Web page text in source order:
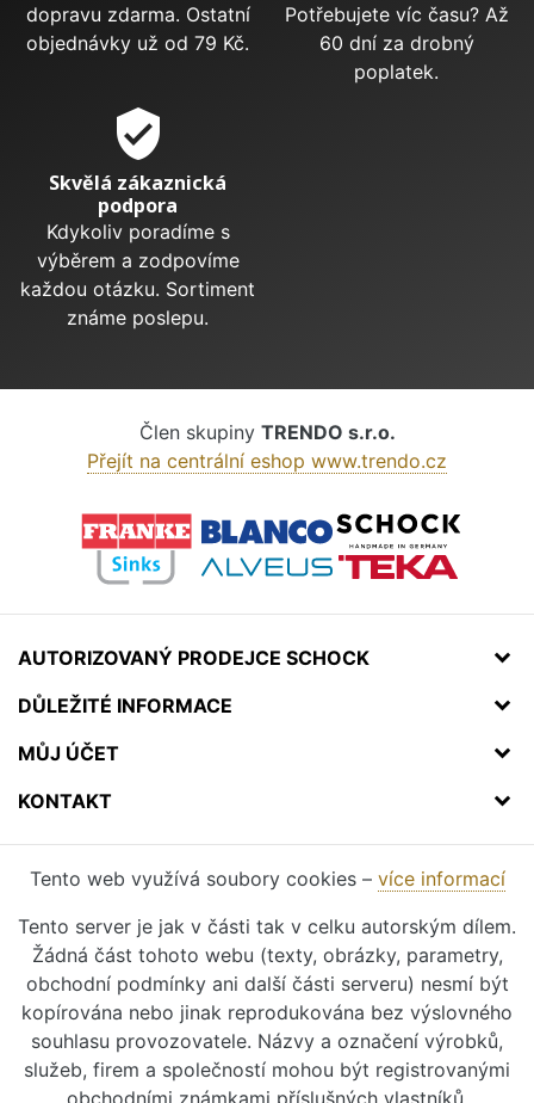
dopravu zdarma. Ostatní
objednávky už od 79 Kč.
Potřebujete víc času? Až
60 dní za drobný
poplatek.
verified_user
Skvělá zákaznická
podpora
Kdykoliv poradíme s
výběrem a zodpovíme
každou otázku. Sortiment
známe poslepu.
Člen skupiny TRENDO s.r.o.
Přejít na centrální eshop www.trendo.cz
AUTORIZOVANÝ PRODEJCE SCHOCK
DŮLEŽITÉ INFORMACE
MŮJ ÚČET
KONTAKT
Tento web využívá soubory cookies – více informací
Tento server je jak v části tak v celku autorským dílem.
Žádná část tohoto webu (texty, obrázky, parametry,
obchodní podmínky ani další části serveru) nesmí být
kopírována nebo jinak reprodukována bez výslovného
souhlasu provozovatele. Názvy a označení výrobků,
služeb, firem a společností mohou být registrovanými